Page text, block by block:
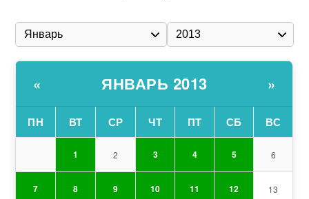
« ЯНВАРЬ 2013 »
ПН ВТ СР ЧТ ПТ СБ ВС
1 2 3 4 5 6
7 8 9 10 11 12 13